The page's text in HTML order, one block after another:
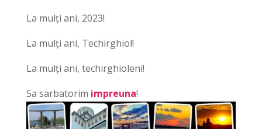
La mulți ani, 2023!
La mulți ani, Techirghiol!
La mulți ani, techirghioleni!
Sa sarbatorim impreuna!